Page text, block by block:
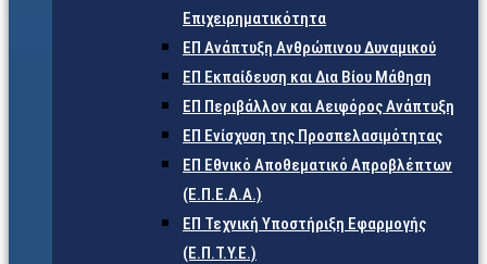
Επιχειρηματικότητα
ΕΠ Ανάπτυξη Ανθρώπινου Δυναμικού
ΕΠ Εκπαίδευση και Δια Βίου Μάθηση
ΕΠ Περιβάλλον και Αειφόρος Ανάπτυξη
ΕΠ Ενίσχυση της Προσπελασιμότητας
ΕΠ Εθνικό Αποθεματικό Απροβλέπτων
(Ε.Π.Ε.Α.Α.)
ΕΠ Τεχνική Υποστήριξη Εφαρμογής
(Ε.Π.Τ.Υ.Ε.)